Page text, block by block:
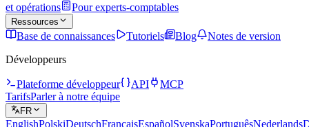
et opérations
Pour experts-comptables
Ressources
Base de connaissances Tutoriels Blog
Notes de version
Développeurs
Plateforme développeur API
MCP
TarifsParler à notre équipe
FR
EnglishPolskiDeutschFrançaisEspañolSvenskaPortuguêsNederlands